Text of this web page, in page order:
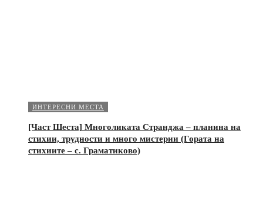
ИНТЕРЕСНИ МЕСТА
[Част Шеста] Многоликата Странджа – планина на
стихии, трудности и много мистерии (Гората на
стихиите – с. Граматиково)